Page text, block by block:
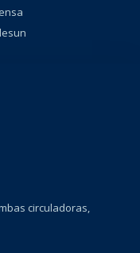
circuladoras,